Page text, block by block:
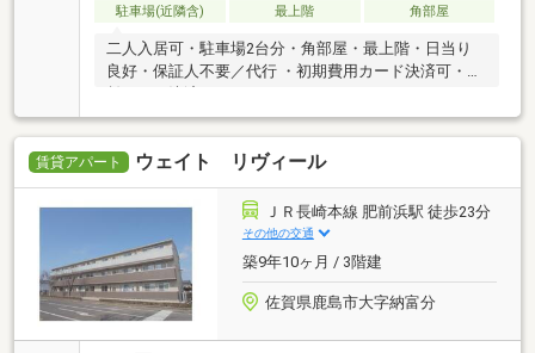
駐車場(近隣含)
最上階 角部屋
二人入居可・駐車場2台分・角部屋・最上階・日当り
良好・保証人不要／代行 ・初期費用カード決済可・家
賃貸アパート ウェイト リヴィール
ＪＲ長崎本線 肥前浜駅 徒歩23分
その他の交通
築9年10ヶ月 / 3階建
佐賀県鹿島市大字納富分